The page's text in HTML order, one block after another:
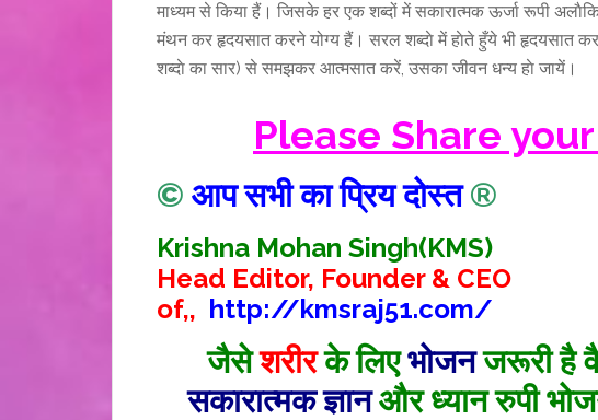
माध्यम से किया हैं। जिसके हर एक शब्दों में सकारात्मक ऊर्जा रूपी
मंथन कर हृदयसात करने योग्य हैं। सरल शब्दाे में हाेते हुँये भी हृदयसात
शब्दाे का सार) से समझकर आत्मसात करें, उसका जीवन धन्य हाे जायें।
Please Share
© आप सभी का प्रिय दोस्त®
Krishna Mohan Singh(KMS)
Head Editor, Founder & CEO
of,, http://kmsraj51.com/
जैसेशरीरके लिएभोजनजरूरी है
सकारात्मक ज्ञानऔर ध्यान रुपी